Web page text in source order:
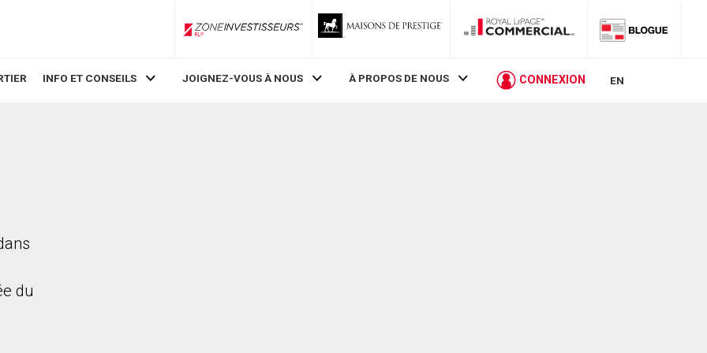
ZoneInvestisseurs RLP
INFO ET CONSEILS JOIGNEZ-VOUS À NOUS À PROPOS DE NOUS CONNEXION EN
du